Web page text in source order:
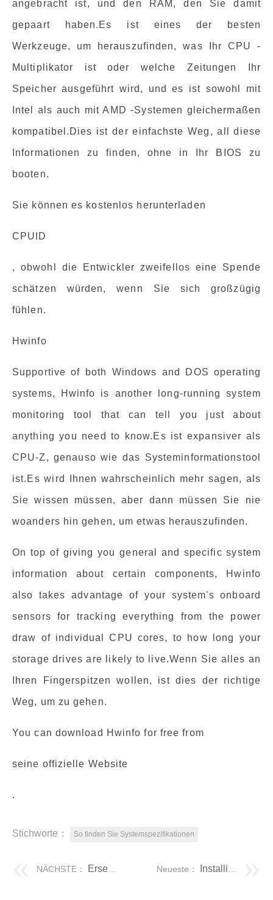
angebracht ist, und den RAM, den Sie damit
gepaart haben.Es ist eines der besten
Werkzeuge, um herauszufinden, was Ihr CPU -
Multiplikator ist oder welche Zeitungen Ihr
Speicher ausgeführt wird, und es ist sowohl mit
Intel als auch mit AMD -Systemen gleichermaßen
kompatibel.Dies ist der einfachste Weg, all diese
Informationen zu finden, ohne in Ihr BIOS zu
booten.
Sie können es kostenlos herunterladen
CPUID
, obwohl die Entwickler zweifellos eine Spende
schätzen würden, wenn Sie sich großzügig
fühlen.
Hwinfo
Supportive of both Windows and DOS operating
systems, Hwinfo is another long-running system
monitoring tool that can tell you just about
anything you need to know.Es ist expansiver als
CPU-Z, genauso wie das Systeminformationstool
ist.Es wird Ihnen wahrscheinlich mehr sagen, als
Sie wissen müssen, aber dann müssen Sie nie
woanders hin gehen, um etwas herauszufinden.
On top of giving you general and specific system
information about certain components, Hwinfo
also takes advantage of your system's onboard
sensors for tracking everything from the power
draw of individual CPU cores, to how long your
storage drives are likely to live.Wenn Sie alles an
Ihren Fingerspitzen wollen, ist dies der richtige
Weg, um zu gehen.
You can download Hwinfo for free from
seine offizielle Website
.
Stichworte： So finden Sie Systemspezifikationen
Neueste： Installieren Sie Flash unter Windows
NÄCHSTE： Ersetzen Sie die IDE -Festplatte durch SATA -Laufwerk